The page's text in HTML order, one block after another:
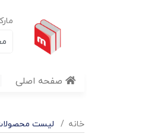
صفحه اصلی
خانه لیست